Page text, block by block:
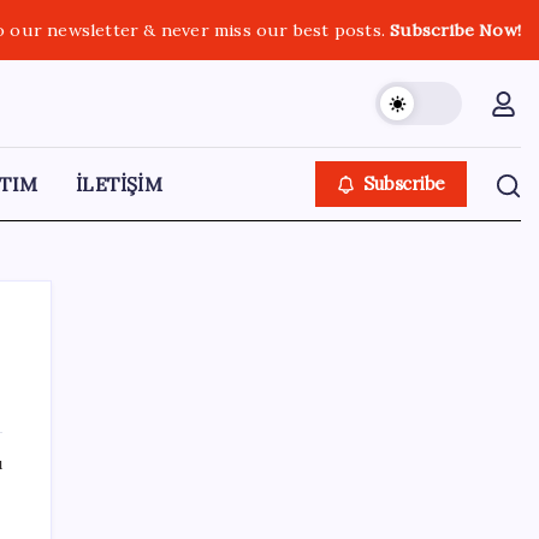
our newsletter & never miss our best posts.Subscribe Now!
İLETİŞİM Subscribe